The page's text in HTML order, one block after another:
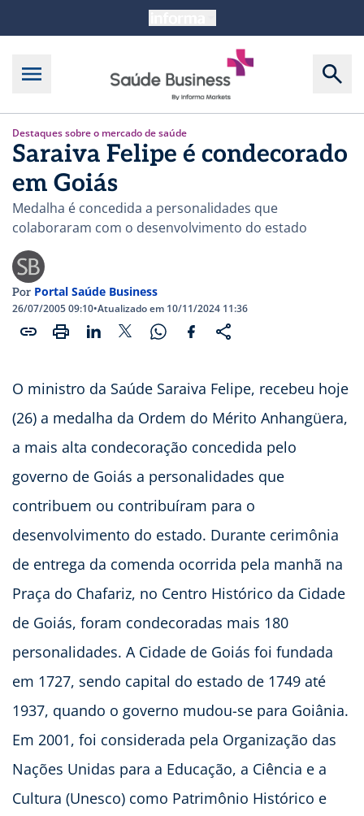
Destaques sobre o mercado de saúde
Saraiva Felipe é condecorado
em Goiás
Medalha é concedida a personalidades que
colaboraram com o desenvolvimento do estado
Por Portal Saúde Business
26/07/2005 09:10•Atualizado em 10/11/2024 11:36
O ministro da Saúde Saraiva Felipe, recebeu hoje
(26) a medalha da Ordem do Mérito Anhangüera,
a mais alta condecoração concedida pelo
governo de Goiás a personalidades que
contribuem ou contribuíram para o
desenvolvimento do estado. Durante cerimônia
de entrega da comenda ocorrida pela manhã na
Praça do Chafariz, no Centro Histórico da Cidade
de Goiás, foram condecoradas mais 180
personalidades. A Cidade de Goiás foi fundada
em 1727, sendo capital do estado de 1749 até
1937, quando o governo mudou-se para Goiânia.
Em 2001, foi considerada pela Organização das
Nações Unidas para a Educação, a Ciência e a
Cultura (Unesco) como Patrimônio Histórico e